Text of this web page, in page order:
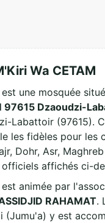
Wa CETAM
une mosquée
97615 Dzaoudzi-
Labattoir (97615).
les fidèles pour les
Dohr, Asr,
affichés ci-
est animée par
RAHAMAT.
(Jumu'a) y est